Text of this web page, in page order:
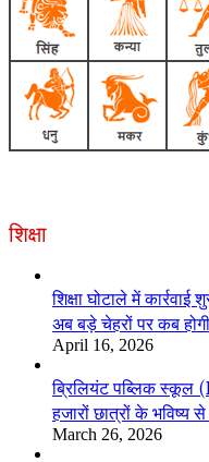
शिक्षा
शिक्षा घोटाले में
अब बड़े चेहरों पर कब होगी
April 16, 2026
ब्रिलियंट पब्लिक स्कूल
हजारों छात्रों के भविष्य
March 26, 2026